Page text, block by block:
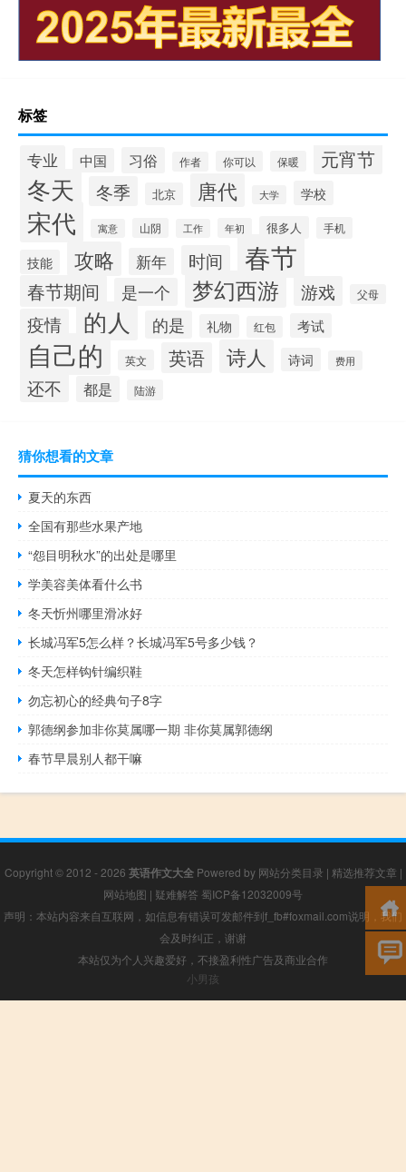
标签
专业 中国 习俗 作者 你可以 保暖 元宵节
冬天 冬季 北京 唐代 大学 学校
宋代 寓意 山阴 工作 年初 很多人 手机
技能 攻略 新年 时间 春节
春节期间 是一个 梦幻西游 游戏 父母
疫情 的人 的是 礼物 红包 考试
自己的 英文 英语 诗人 诗词 费用
还不 都是 陆游
猜你想看的文章
夏天的东西
全国有那些水果产地
“怨目明秋水”的出处是哪里
学美容美体看什么书
冬天忻州哪里滑冰好
长城冯军5怎么样？长城冯军5号多少钱？
冬天怎样钩针编织鞋
勿忘初心的经典句子8字
郭德纲参加非你莫属哪一期 非你莫属郭德纲
春节早晨别人都干嘛
Copyright © 2012 - 2026 英语作文大全Powered by 网站分类目录 | 精选推荐文章 |
网站地图 | 疑难解答 蜀ICP备12032009号
声明：本站内容来自互联网，如信息有错误可发邮件到f_fb#foxmail.com说明，我们
会及时纠正，谢谢
本站仅为个人兴趣爱好，不接盈利性广告及商业合作
小男孩